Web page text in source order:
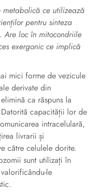
ce utilizează
pentru sinteza
Are loc în mitocondriile
exergonic ce implică
mici forme de vezicule
derivate din
ca răspuns la
capacității lor de
intracelulară,
livrarii și
către celulele dorite.
sunt utilizați în
le